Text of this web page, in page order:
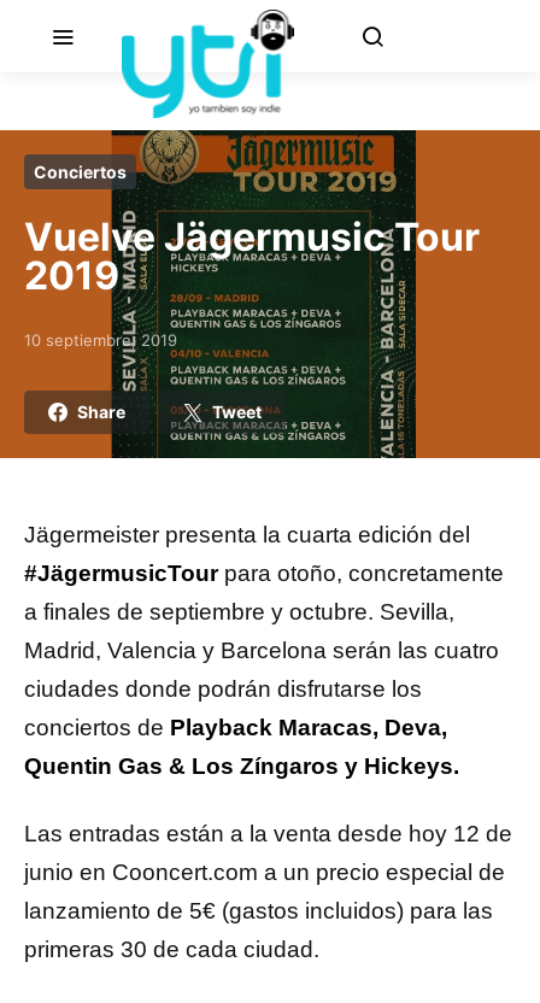
Conciertos
Vuelve Jägermusic Tour
2019
Posted on
10 septiembre, 2019
Share Tweet
Jägermeister presenta la cuarta edición del
#JägermusicTourpara otoño, concretamente
a finales de septiembre y octubre. Sevilla,
Madrid, Valencia y Barcelona serán las cuatro
ciudades donde podrán disfrutarse los
conciertos de Playback Maracas, Deva,
Quentin Gas & Los Zíngaros y Hickeys.
Las entradas están a la venta desde hoy 12 de
junio en Cooncert.com a un precio especial de
lanzamiento de 5€ (gastos incluidos) para las
primeras 30 de cada ciudad.